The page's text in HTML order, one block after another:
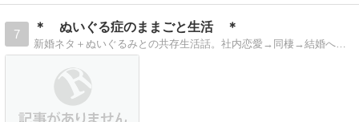
7
＊ ぬいぐる症のままごと生活 ＊
新婚ネタ＋ぬいぐるみとの共存生活話。社内恋愛→同棲→結婚へ！ ぬいぐるみも家族同然扱い。学童勤務ネタはホント時々。